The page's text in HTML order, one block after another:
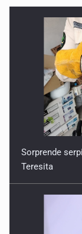
Sorprende
Teresita